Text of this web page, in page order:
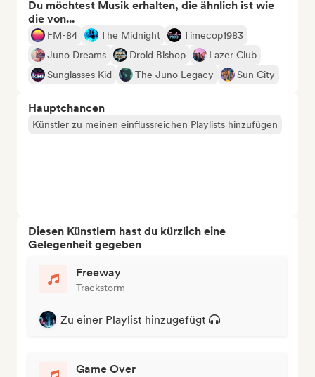
Du möchtest Musik erhalten, die ähnlich ist wie
die von...
FM-84 The Midnight
Timecop1983
Juno Dreams
Droid Bishop
Lazer Club
Sunglasses Kid
The Juno Legacy Sun City
Hauptchancen
Künstler zu meinen einflussreichen Playlists hinzufügen
Diesen Künstlern hast du kürzlich eine
Gelegenheit gegeben
Freeway
Trackstorm
Zu einer Playlist hinzugefügt
Game Over